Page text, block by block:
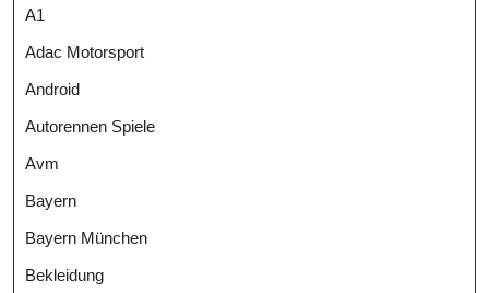
A1
Adac Motorsport
Android
Autorennen Spiele
Avm
Bayern
Bayern München
Bekleidung